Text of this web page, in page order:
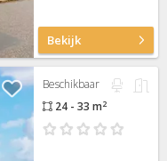
Bekijk
Beschikbaar
24 - 33 m2